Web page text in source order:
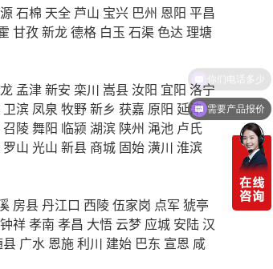
石棉 天全 芦山 宝兴 巴州 恩阳 平昌
甘孜新龙德格 白玉 石渠色达 理塘
孟津新安 栾川 嵩县 汝阳 宜阳 洛宁
卫滨 凤泉 牧野新乡 获嘉 原阳 延津
召陵舞阳 临颍 湖滨 陕州 渑池 卢氏
罗山 光山 新县 商城 固始潢川 淮滨
房县丹江口 西陵伍家岗 点军 猇亭
钟祥孝南 孝昌 大悟 云梦 应城 安陆汉
县 广水 恩施利川 建始 巴东 宣恩 咸
需要产品报价